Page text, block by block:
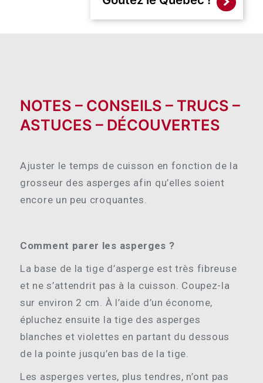
NOTES – CONSEILS – TRUCS –
ASTUCES – DÉCOUVERTES
Ajuster le temps de cuisson en fonction de la
grosseur des asperges afin qu’elles soient
encore un peu croquantes.
Comment parer les asperges ?
La base de la tige d’asperge est très fibreuse
et ne s’attendrit pas à la cuisson. Coupez-la
sur environ 2 cm. À l’aide d’un économe,
épluchez ensuite la tige des asperges
blanches et violettes en partant du dessous
de la pointe jusqu’en bas de la tige.
Les asperges vertes, plus tendres, n’ont pas